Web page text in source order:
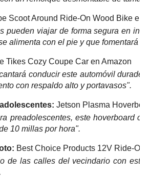
Scoot Around Ride-On Wood Bike en
pueden viajar de forma segura en
alimenta con el pie y que fomentará
Tikes Cozy Coupe Car en Amazon
conducir este automóvil
con respaldo alto y portavasos".
Jetson Plasma
preadolescentes, este hoverboard
10 millas por hora".
Best Choice Products 12V Ride-On
de las calles del vecindario con este